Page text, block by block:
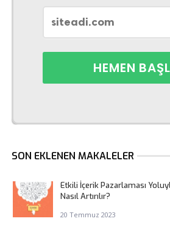
SON EKLENEN MAKALELER
Etkili İçerik Pazarlaması
Nasıl Artırılır?
20 Temmuz 2023